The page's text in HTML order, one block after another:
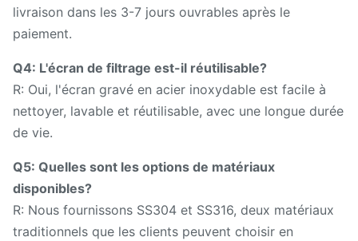
livraison dans les 3-7 jours ouvrables après le
paiement.
Q4: L'écran de filtrage est-il réutilisable?
R: Oui, l'écran gravé en acier inoxydable est facile à
nettoyer, lavable et réutilisable, avec une longue durée
de vie.
Q5: Quelles sont les options de matériaux
disponibles?
R: Nous fournissons SS304 et SS316, deux matériaux
traditionnels que les clients peuvent choisir en